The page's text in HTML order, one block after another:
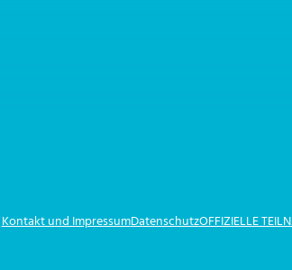
Kontakt und ImpressumDatenschutzOFFIZIELLE